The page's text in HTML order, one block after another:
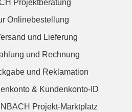
Projektberatung
Onlinebestellung
und Lieferung
und Rechnung
und Reklamation
& Kundenkonto-ID
Projekt-Marktplatz